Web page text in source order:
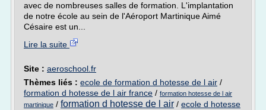
avec de nombreuses salles de formation. L'implantation
de notre école au sein de l'Aéroport Martinique Aimé
Césaire est un...
Lire la suite
Site : aeroschool.fr
Thèmes liés : ecole de formation d hotesse de l air /
formation d hotesse de l air france / formation hotesse de l air
martinique / formation d hotesse de l air / ecole d hotesse